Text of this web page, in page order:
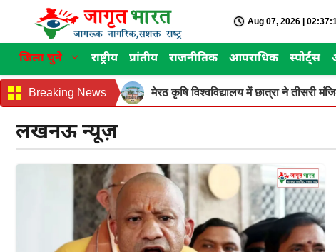
content
Aug 07, 2026 |
जिला चुने राष्ट्रीय प्रांतीय राजनीतिक आपराधिक स्पोर्ट्स
Breaking News मेरठ कृषि विश्वविद्यालय में छात्रा ने तीसरी
लखनऊ न्यूज़